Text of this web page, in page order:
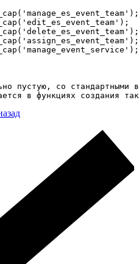
пустую, со
в функциях создания